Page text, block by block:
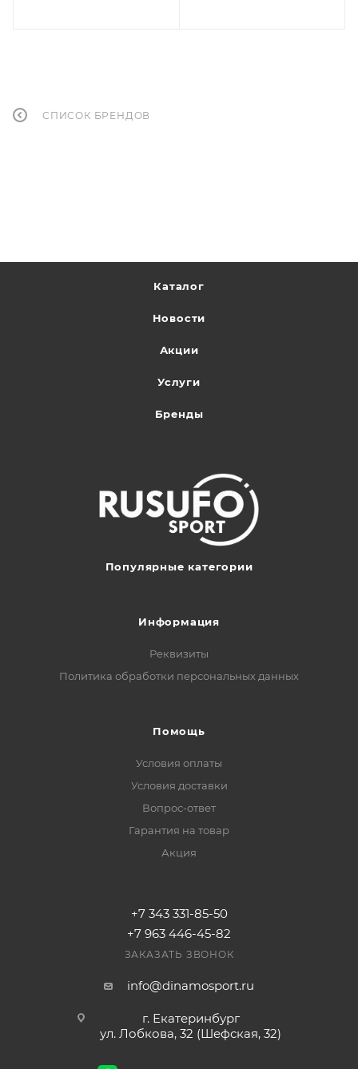
СПИСОК БРЕНДОВ
Каталог
Новости
Акции
Услуги
Бренды
Популярные категории
Информация
Реквизиты
Политика обработки персональных данных
Помощь
Условия оплаты
Условия доставки
Вопрос-ответ
Гарантия на товар
Акция
+7 343 331-85-50
+7 963 446-45-82
ЗАКАЗАТЬ ЗВОНОК
info@dinamosport.ru
г. Екатеринбург
ул. Лобкова, 32 (Шефская, 32)